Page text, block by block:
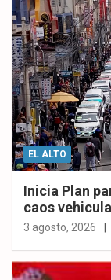
EL ALTO
Inicia Plan
caos
3 agosto, 2026